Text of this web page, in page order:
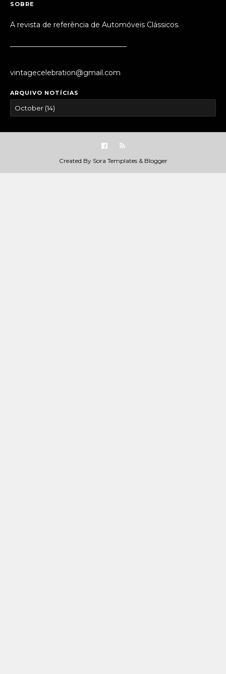
SOBRE
A revista de referência de Automóveis Clássicos.
vintagecelebration@gmail.com
ARQUIVO NOTÍCIAS
Created By Sora Templates& Blogger